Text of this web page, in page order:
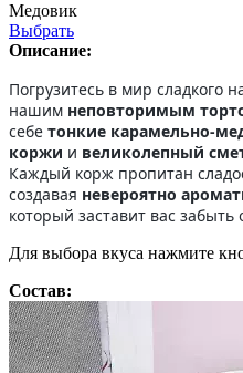
Медовик
Выбрать
Описание:
Погрузитесь в мир сладкого
нашим неповторимым
себе тонкие карамельно-
коржи и великолепный
Каждый корж пропитан
создавая невероятно
который заставит вас забыть
Для выбора вкуса нажмите
Состав: